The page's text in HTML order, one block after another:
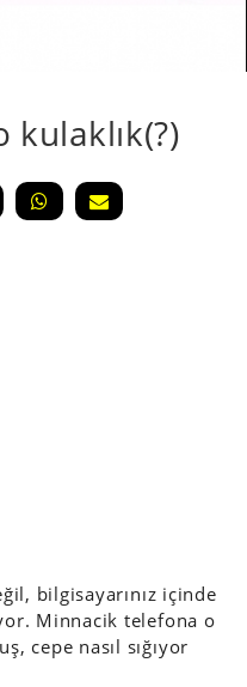
bilgisayarınız içinde
Minnacik telefona o
cepe nasıl sığıyor